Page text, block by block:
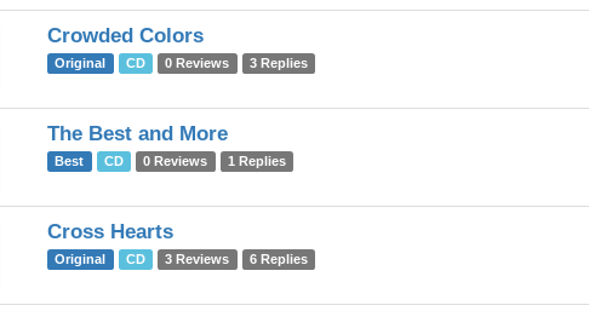
Crowded Colors
Original CD 0 Reviews 3 Replies
The Best and More
Best CD 0 Reviews 1 Replies
Cross Hearts
Original CD 3 Reviews 6 Replies